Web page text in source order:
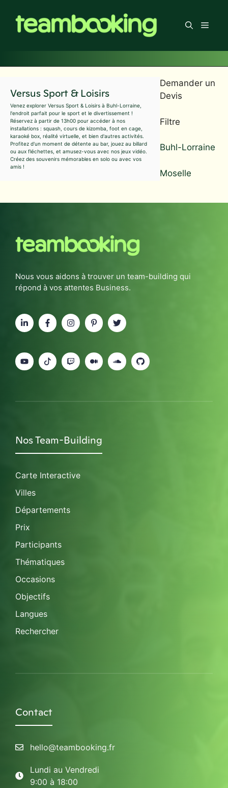
contenu
Menu
Versus Sport & Loisirs
Venez explorer Versus Sport & Loisirs à Buhl-Lorraine,
l'endroit parfait pour le sport et le divertissement !
Réservez à partir de 13h00 pour accéder à nos
installations : squash, cours de kizomba, foot en cage,
karaoké box, réalité virtuelle, et bien d'autres activités.
Profitez d'un moment de détente au bar, jouez au billard
ou aux fléchettes, et amusez-vous avec nos jeux vidéo.
Créez des souvenirs mémorables en solo ou avec vos
amis !
Demander un
Devis
Filtre
Buhl-Lorraine
Moselle
Nous vous aidons à trouver un team-building qui
répond à vos attentes Business.
Nos Team-Building
Carte Interactive
Villes
Départements
Prix
Participants
Thématiques
Occasions
Objectifs
Langues
Rechercher
Contact
hello@teambooking.fr
Lundi au Vendredi
9:00 à 18:00